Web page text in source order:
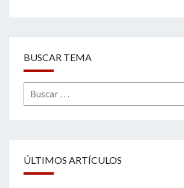
BUSCAR TEMA
Buscar
por:
ÚLTIMOS ARTÍCULOS